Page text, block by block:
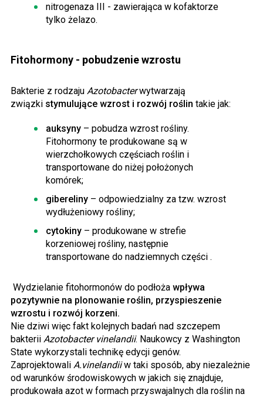
nitrogenaza III - zawierająca w kofaktorze
tylko żelazo.
Fitohormony - pobudzenie wzrostu
Bakterie z rodzaju Azotobacterwytwarzają
związki stymulujące wzrost i rozwój roślin takie jak:
auksyny – pobudza wzrost rośliny.
Fitohormony te produkowane są w
wierzchołkowych częściach roślin i
transportowane do niżej położonych
komórek;
gibereliny – odpowiedzialny za tzw. wzrost
wydłużeniowy rośliny;
cytokiny – produkowane w strefie
korzeniowej rośliny, następnie
transportowane do nadziemnych części .
Wydzielanie fitohormonów do podłoża wpływa
pozytywnie na plonowanie roślin, przyspieszenie
wzrostu i rozwój korzeni.
Nie dziwi więc fakt kolejnych badań nad szczepem
bakterii Azotobacter vinelandii. Naukowcy z Washington
State wykorzystali technikę edycji genów.
Zaprojektowali A.vinelandiiw taki sposób, aby niezależnie
od warunków środowiskowych w jakich się znajduje,
produkowała azot w formach przyswajalnych dla roślin na